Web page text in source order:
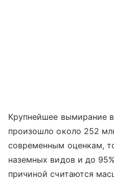
Крупнейшее вымирание
произошло около 252
современным оценкам,
наземных видов и до
причиной считаются